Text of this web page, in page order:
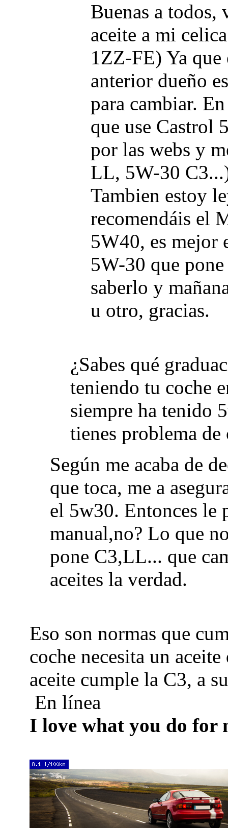
Buenas a todos,
aceite a mi
1ZZ-FE) Ya
anterior dueño
para cambiar.
que use Castrol
por las webs y
LL, 5W-30
Tambien estoy
recomendáis el
5W40, es mejor
5W-30 que
saberlo y
u otro, gracias.
¿Sabes qué
teniendo tu coche
siempre ha tenido
tienes problema de
Según me acaba de
que toca, me a
el 5w30. Entonces le
manual,no? Lo que
pone C3,LL... que
aceites la verdad.
Eso son normas que
coche necesita un
aceite cumple la C3, a
En línea
I love what you do for